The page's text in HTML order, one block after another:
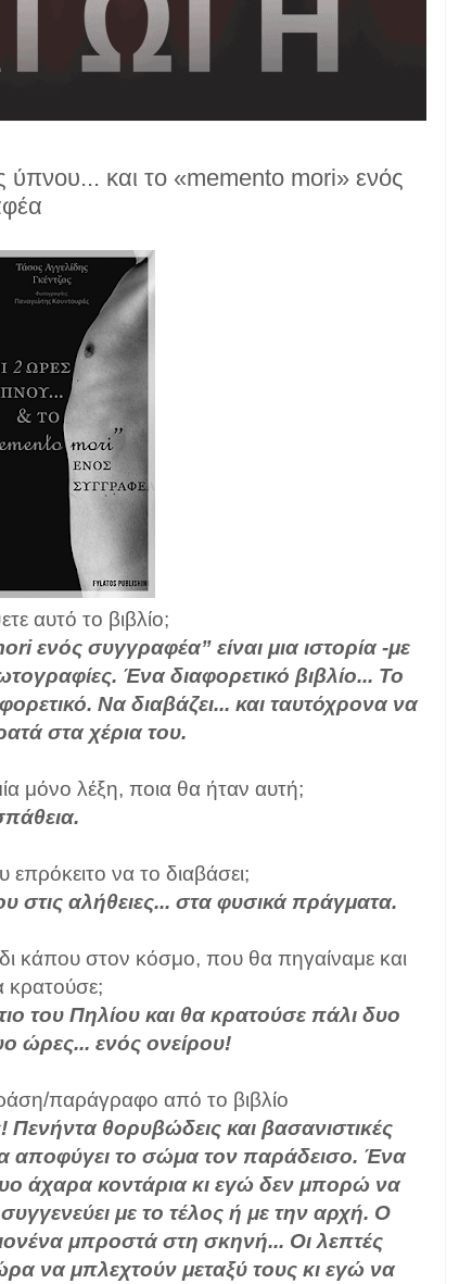
και το «memento mori» ενός
αυτό το βιβλίο;
ενός συγγραφέα” είναι μια ιστορία -με
Ένα διαφορετικό βιβλίο... Το
Να διαβάζει... και ταυτόχρονα να
στα χέρια του.
μόνο λέξη, ποια θα ήταν αυτή;
επρόκειτο να το διαβάσει;
στις αλήθειες... στα φυσικά πράγματα.
κάπου στον κόσμο, που θα πηγαίναμε και
κρατούσε;
του Πηλίου και θα κρατούσε πάλι δυο
ώρες... ενός ονείρου!
παράγραφο από το βιβλίο
θορυβώδεις και βασανιστικές
αποφύγει το σώμα τον παράδεισο. Ένα
άχαρα κοντάρια κι εγώ δεν μπορώ να
με το τέλος ή με την αρχή. Ο
μπροστά στη σκηνή... Οι λεπτές
να μπλεχτούν μεταξύ τους κι εγώ να